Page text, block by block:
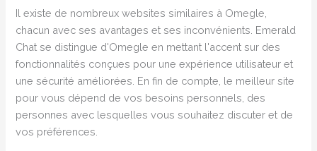
Il existe de nombreux websites similaires à Omegle,
chacun avec ses avantages et ses inconvénients. Emerald
Chat se distingue d'Omegle en mettant l'accent sur des
fonctionnalités conçues pour une expérience utilisateur et
une sécurité améliorées. En fin de compte, le meilleur site
pour vous dépend de vos besoins personnels, des
personnes avec lesquelles vous souhaitez discuter et de
vos préférences.